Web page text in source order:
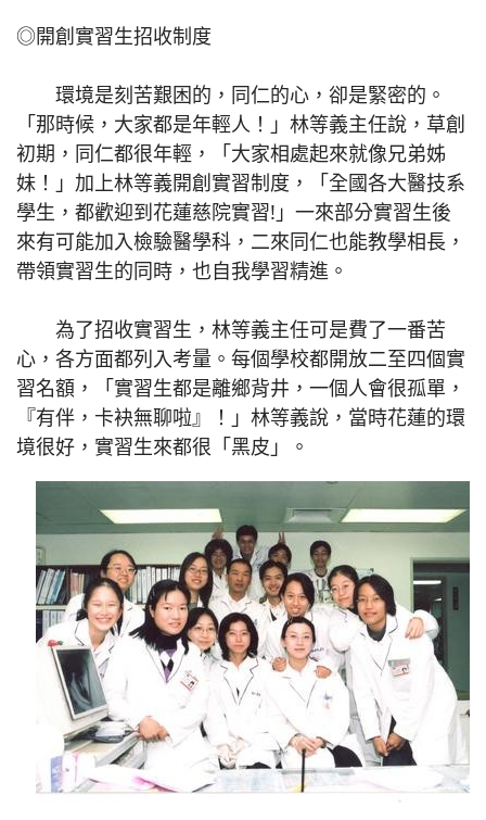
◎開創實習生招收制度
環境是刻苦艱困的，同仁的心，卻是緊密的。
「那時候，大家都是年輕人！」林等義主任說，草創
初期，同仁都很年輕，「大家相處起來就像兄弟姊
妹！」加上林等義開創實習制度，「全國各大醫技系
學生，都歡迎到花蓮慈院實習!」一來部分實習生後
來有可能加入檢驗醫學科，二來同仁也能教學相長，
帶領實習生的同時，也自我學習精進。
為了招收實習生，林等義主任可是費了一番苦
心，各方面都列入考量。每個學校都開放二至四個實
習名額，「實習生都是離鄉背井，一個人會很孤單，
『有伴，卡袂無聊啦』！」林等義說，當時花蓮的環
境很好，實習生來都很「黑皮」。